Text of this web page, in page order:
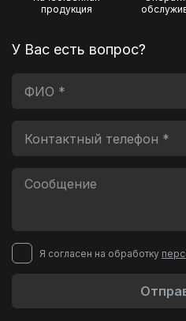
продукция
У Вас есть вопрос?
Я согласен на обработку